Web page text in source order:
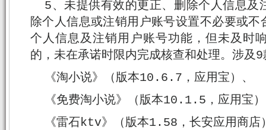
5、未提供有效的更正、删除个人信息及
除个人信息或注销用户账号设置不必要或
个人信息及注销用户账号功能，但未及时
的，未在承诺时限内完成核查和处理。涉及
《淘小说》（版本10.6.7，应用宝）、
《免费淘小说》（版本10.1.5，应用宝
《雷石ktv》（版本1.58，长安应用商店